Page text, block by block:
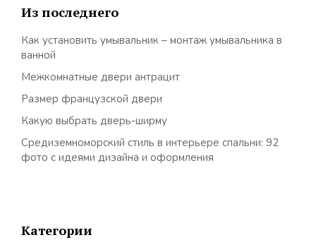
Из последнего
Как установить умывальник – монтаж умывальника в
ванной
Межкомнатные двери антрацит
Размер французской двери
Какую выбрать дверь-ширму
Средиземноморский стиль в интерьере спальни: 92
фото с идеями дизайна и оформления
Категории